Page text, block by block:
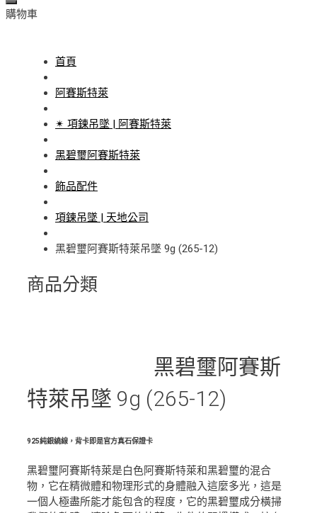
購物車
首頁
阿賽斯特萊
✴ 項鍊吊墜 | 阿賽斯特萊
黑碧璽阿賽斯特萊
飾品配件
項鍊吊墜 | 天地公司
黑碧璽阿賽斯特萊吊墜 9g (265-12)
商品分類
黑碧璽阿賽斯
特萊吊墜 9g (265-12)
925純銀繞線，背卡即是官方真石保證卡
黑碧璽阿賽斯特萊是白色阿賽斯特萊和黑碧璽的混合
物，它在精微體和物理形式的身體融入這麼多光，這是
一個人極盡所能才能包含的程度，它的黑碧璽成分橫掃